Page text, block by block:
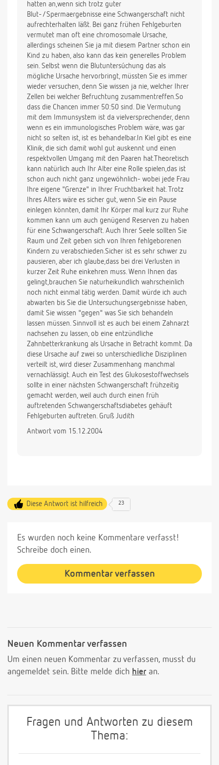
hatten an,wenn sich trotz guter
Blut-/Spermaergebnisse eine Schwangerschaft nicht
aufrechterhalten läßt. Bei ganz frühen Fehlgeburten
vermutet man oft eine chromosomale Ursache,
allerdings scheinen Sie ja mit diesem Partner schon ein
Kind zu haben, also kann das kein generelles Problem
sein. Selbst wenn die Blutuntersúchung das als
mögliche Ursache hervorbringt, müssten Sie es immer
wieder versuchen, denn Sie wissen ja nie, welcher Ihrer
Zellen bei welcher Befruchtung zusammentreffen.So
dass die Chancen immer 50:50 sind. Die Vermutung
mit dem Immunsystem ist da vielversprechender, denn
wenn es ein immunologisches Problem wäre, was gar
nicht so selten ist, ist es behandelbar.In Kiel gibt es eine
Klinik, die sich damit wohl gut auskennt und einen
respektvollen Umgang mit den Paaren hat.Theoretisch
kann natürlich auch Ihr Alter eine Rolle spielen,das ist
schon auch nicht ganz ungewöhnlich- wobei jede Frau
Ihre eigene "Grenze" in Ihrer Fruchtbarkeit hat. Trotz
Ihres Alters wäre es sicher gut, wenn Sie ein Pause
einlegen könnten, damit Ihr Körper mal kurz zur Ruhe
kommen kann um auch genügend Reserven zu haben
für eine Schwangerschaft. Auch Ihrer Seele sollten Sie
Raum und Zeit geben sich von Ihren fehlgeborenen
Kindern zu verabschieden.Sicher ist es sehr schwer zu
pausieren, aber ich glaube,dass bei drei Verlusten in
kurzer Zeit Ruhe einkehren muss. Wenn Ihnen das
gelingt,brauchen Sie naturheikundlich wahrscheinlich
noch nicht einmal tätig werden. Damit würde ich auch
abwarten bis Sie die Untersuchungsergebnisse haben,
damit Sie wissen "gegen" was Sie sich behandeln
lassen müssen. Sinnvoll ist es auch bei einem Zahnarzt
nachsehen zu lassen, ob eine entzündliche
Zahnbetterkrankung als Ursache in Betracht kommt. Da
diese Ursache auf zwei so unterschiedliche Disziplinen
verteilt ist, wird dieser Zusammenhang manchmal
vernachlässigt. Auch ein Test des Glukosestoffwechsels
sollte in einer nächsten Schwangerschaft frühzeitig
gemacht werden, weil auch durch einen früh
auftretenden Schwangerschaftsdiabetes gehäuft
Fehlgeburten auftreten. Gruß Judith
Antwort vom 15.12.2004
Diese Antwort ist hilfreich 23
Es wurden noch keine Kommentare verfasst!
Schreibe doch einen.
Kommentar verfassen
Neuen Kommentar verfassen
Um einen neuen Kommentar zu verfassen, musst du
angemeldet sein. Bitte melde dich hier an.
Fragen und Antworten zu diesem
Thema: